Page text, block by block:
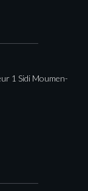
1 Sidi Moumen-